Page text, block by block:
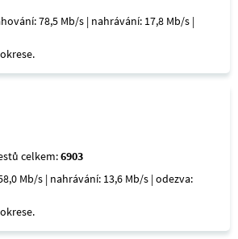
78,5 Mb/s | nahrávání: 17,8 Mb/s |
celkem:6903
Mb/s | nahrávání: 13,6 Mb/s | odezva: